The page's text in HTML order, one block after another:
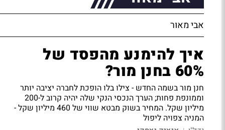
אבי מאור
איך להימנע מהפסד של
60% בחנן מור?
חנן מור בשמה החדש - צילו בלו הופכת לחברה יציבה יותר
וממונפת פחות; הערך הנכסי הנקי שלה יהיה קרוב ל-200
מיליון שקל. המחיר בשוק מבטא שווי של 460 מיליון שקל -
המניה צפויה ליפול